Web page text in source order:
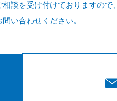
談を受け付けておりますので、
い合わせください。